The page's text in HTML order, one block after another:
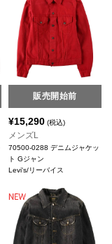
販売開始前
¥15,290 (税込)
メンズL
70500-0288 デニムジャケッ
ト Gジャン
Levi's/リーバイス